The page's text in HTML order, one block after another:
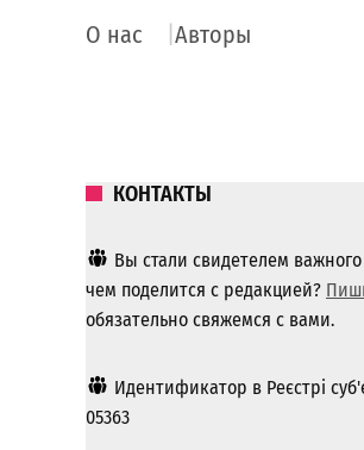
О нас Авторы
КОНТАКТЫ
Вы стали свидетелем
чем поделится с редакцией?
обязательно свяжемся с вами.
Идентификатор в Реєстрі
05363